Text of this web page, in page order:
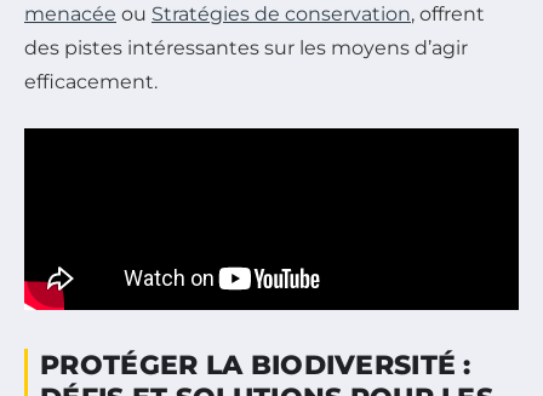
menacée ou Stratégies de conservation, offrent
des pistes intéressantes sur les moyens d’agir
efficacement.
PROTÉGER LA BIODIVERSITÉ :